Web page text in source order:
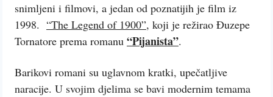
snimljeni i filmovi, a jedan od poznatijih je film iz
1998. “The Legend of 1900”, koji je režirao Đuzepe
Tornatore prema romanu “Pijanista”.
Barikovi romani su uglavnom kratki, upečatljive
naracije. U svojim djelima se bavi modernim temama